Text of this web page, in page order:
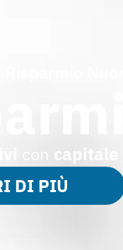
con capitale
DI PIÙ